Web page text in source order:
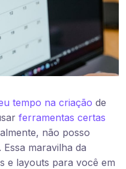
tempo na criação de
ferramentas certas
não posso
maravilha da
e layouts para você em